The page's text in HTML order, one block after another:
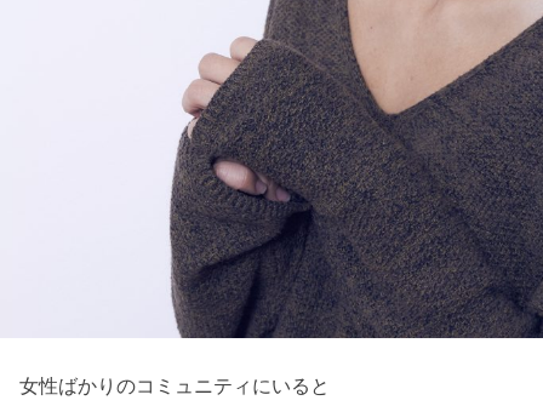
女性ばかりのコミュニティにいると